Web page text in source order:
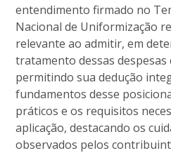
entendimento firmado no
Nacional de Uniformização
relevante ao admitir, em
tratamento dessas despesas
permitindo sua dedução
fundamentos desse
práticos e os requisitos
aplicação, destacando os
observados pelos